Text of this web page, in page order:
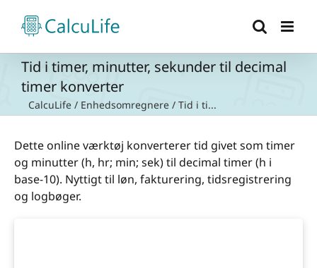
content
Tid i timer, minutter, sekunder til decimal
timer konverter
CalcuLife / Enhedsomregnere / Tid i ti...
Dette online værktøj konverterer tid givet som timer
og minutter (h, hr; min; sek) til decimal timer (h i
base-10). Nyttigt til løn, fakturering, tidsregistrering
og logbøger.